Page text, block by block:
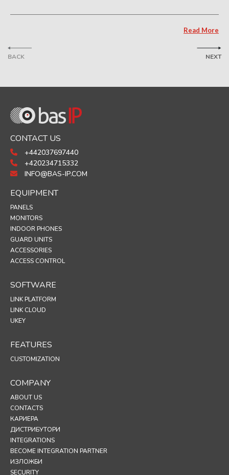
BACK
Read More
NEXT
CONTACT US
+442037697440
+420234715332
INFO@BAS-IP.COM
EQUIPMENT
PANELS
MONITORS
INDOOR PHONES
GUARD UNITS
ACCESSORIES
ACCESS CONTROL
SOFTWARE
LINK PLATFORM
LINK CLOUD
UKEY
FEATURES
CUSTOMIZATION
COMPANY
ABOUT US
CONTACTS
КАРИЕРА
ДИСТРИБУТОРИ
INTEGRATIONS
BECOME INTEGRATION PARTNER
ИЗЛОЖБИ
SECURITY